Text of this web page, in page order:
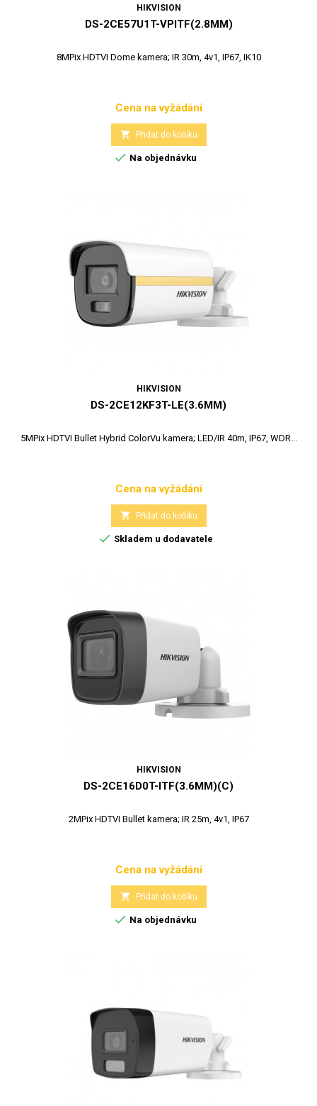
HIKVISION
DS-2CE57U1T-VPITF(2.8MM)
8MPix HDTVI Dome kamera; IR 30m, 4v1, IP67, IK10
Cena
Cena na vyžádání
 Přidat do košíku
 Na objednávku
HIKVISION
DS-2CE12KF3T-LE(3.6MM)
5MPix HDTVI Bullet Hybrid ColorVu kamera; LED/IR 40m, IP67, WDR...
Cena
Cena na vyžádání
 Přidat do košíku
 Skladem u dodavatele
HIKVISION
DS-2CE16D0T-ITF(3.6MM)(C)
2MPix HDTVI Bullet kamera; IR 25m, 4v1, IP67
Cena
Cena na vyžádání
 Přidat do košíku
 Na objednávku